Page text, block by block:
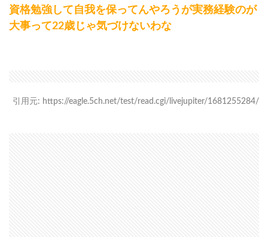
資格勉強して自我を保ってんやろうが実務経験のが
大事って22歳じゃ気づけないわな
引用元: https://eagle.5ch.net/test/read.cgi/livejupiter/1681255284/